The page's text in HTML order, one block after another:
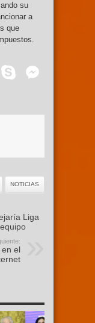
su
a
que
Telegram
Skype
NOTICIAS
Liga
en el